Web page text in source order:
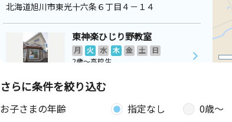
北海道旭川市東光十六条６丁目４－１４
東神楽ひじり野教室
月 火 水 木 金 土
日
2歳～高校生
パークイン東光教室
木 金 土 日
さらに条件を絞り込む
お子さまの年齢 指定なし 0歳〜